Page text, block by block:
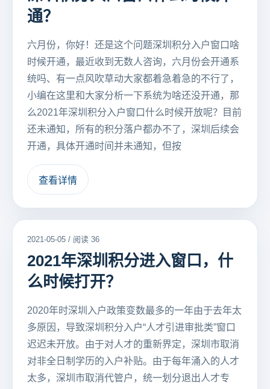
通？
六月份，你好！还是这个问题深圳积分入户窗口啥
时候开通，最近收到无数人咨询，六月份会开通系
统吗、有一点风吹草动大家都着急着急的不行了，
小编在这里和大家分析一下系统为啥还没开通，那
么2021年深圳积分入户窗口什么时候开放呢？目前
还未通知，所有的积分落户都办不了，深圳后续会
开通，具体开通时间并未通知，但按
查看详情
2021-05-05 / 阅读 36
2021年深圳积分进入窗口，什
么时候打开？
2020年时深圳入户政策变数最多的一年由于去年太
多原因，导致深圳积分入户“人才引进审批类”窗口
迟迟未开放。由于对人才的重新界定，深圳市取消
对非全日制学历的入户补贴。由于每年涌入的人才
太多，深圳市取消代管户，统一划分退出人才专